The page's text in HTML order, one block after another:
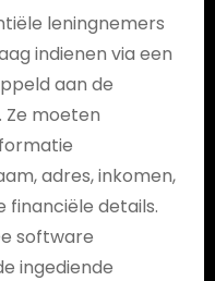
leningnemers
indienen via een
aan de
moeten
adres, inkomen,
financiële details.
software
ingediende